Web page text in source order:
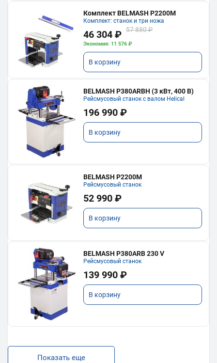
Комплект BELMASH P2200M
Комплект: станок и три ножа
46 304 ₽ 57 880 ₽
Экономия: 11 576 ₽
В корзину
BELMASH P380ARBH (3 кВт, 400 В)
Рейсмусовый станок с валом Helical
196 990 ₽
В корзину
BELMASH P2200M
Рейсмусовый станок
52 990 ₽
В корзину
BELMASH P380ARB 230 V
Рейсмусовый станок
139 990 ₽
В корзину
Показать еще